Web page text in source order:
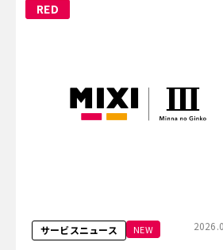
RED
サービスニュース NEW